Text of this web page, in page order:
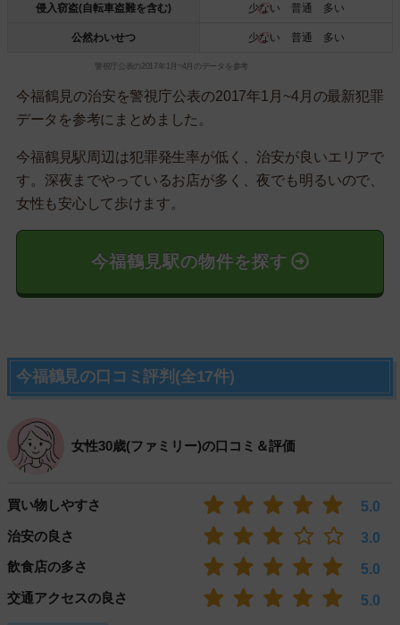
侵入窃盗(自転車盗難を含む) 少ない 普通 多い
公然わいせつ 少ない 普通 多い
警視庁公表の2017年1月~4月のデータを参考
今福鶴見の治安を警視庁公表の2017年1月~4月の最新犯罪
データを参考にまとめました。
今福鶴見駅周辺は犯罪発生率が低く、治安が良いエリアで
す。深夜までやっているお店が多く、夜でも明るいので、
女性も安心して歩けます。
今福鶴見駅の物件を探す
今福鶴見の口コミ評判(全17件)
女性30歳(ファミリー)の口コミ＆評価
買い物しやすさ
5.0
治安の良さ
3.0
飲食店の多さ
5.0
交通アクセスの良さ
5.0